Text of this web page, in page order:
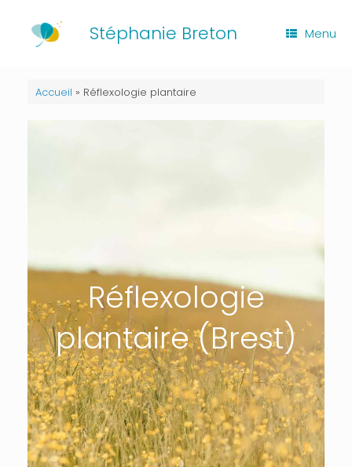
content
Stéphanie Breton Menu
Accueil » Réflexologie plantaire
Réflexologie
plantaire (Brest)